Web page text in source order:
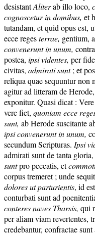
desistantAliterab illo loco,
cognoscetur in domibus, et
tutandam, et quid opus est,
ecce regesterrae, gentium,
convenerunt in unum,
postea, ipsi videntes, per
civitas, admiratisunt; et
reliqua quae sequuntur
agitur ad litteram de
exponitur. Quasi dicat : Vere
vere fiet, quoniam ecce
sunt, ab Herode suscitante
ipsi conveneruntin unum,
secundum Scripturas. Ipsi
admirati sunt de tanta
suntpro peccatis, et
corpus tremeret ; unde
dolores ut parturientis, id
conturbati sunt ad
conteres naves Tharsis, qui
per aliam viam revertentes,
credebantur, confractae